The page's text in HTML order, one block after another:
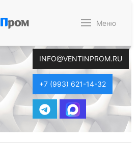
Пром Меню
INFO@VENTINPROM.RU
+7 (993) 621-14-32